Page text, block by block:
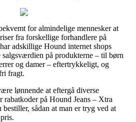
for almindelige mennesker at
fra forskellige forhandlere på
adskillige Hound internet shops
på produkterne – til børn
og damer – eftertrykkeligt, og
fragt.
lønnende at eftergå diverse
rabatkoder på Hound Jeans – Xtra
sådan at man er tryg ved at